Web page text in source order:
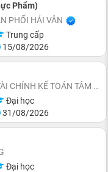
Phẩm)
PHỐI HẢI VÂN
Trung cấp
15/08/2026
CÔNG TY TNHH TƯ VẤN DỊCH VỤ TÀI CHÍNH KẾ TOÁN TÂM MINH
Đại học
31/08/2026
Đại học